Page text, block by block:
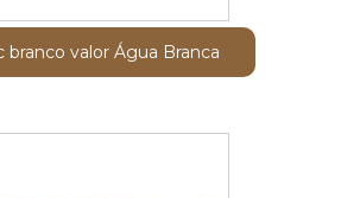
branco valor Água Branca